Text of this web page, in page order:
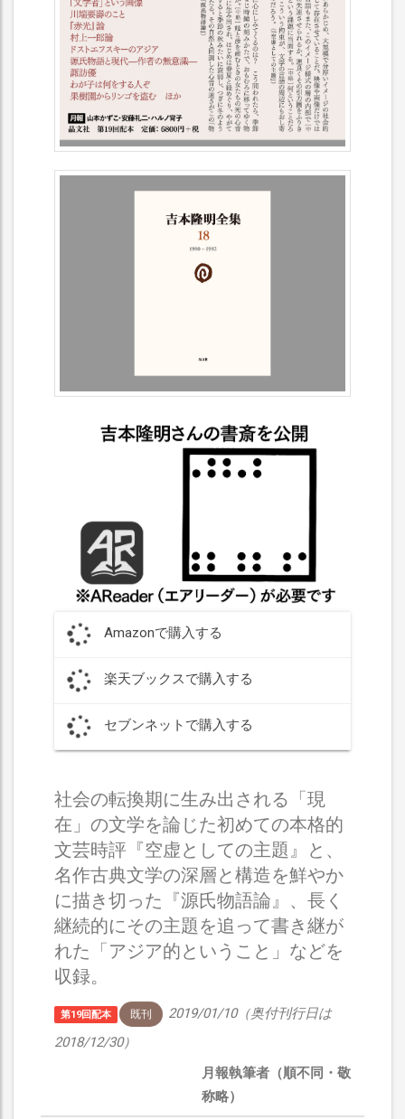
Amazonで購入する
楽天ブックスで購入する
セブンネットで購入する
社会の転換期に生み出される「現
在」の文学を論じた初めての本格的
文芸時評『空虚としての主題』と、
名作古典文学の深層と構造を鮮やか
に描き切った『源氏物語論』、長く
継続的にその主題を追って書き継が
れた「アジア的ということ」などを
収録。
第19回配本 既刊
2019/01/10（奥付刊行日は
2018/12/30）
月報執筆者（順不同・敬
称略）